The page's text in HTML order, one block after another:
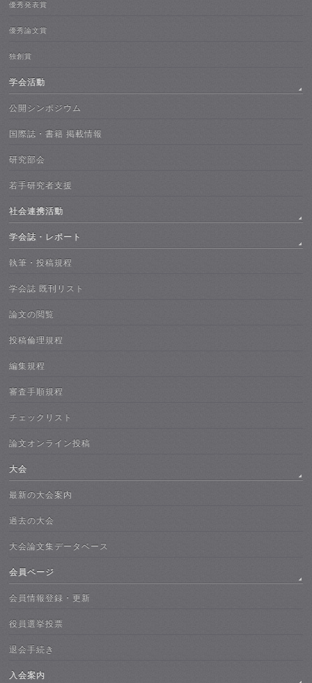
優秀発表賞
優秀論文賞
独創賞
学会活動
公開シンポジウム
国際誌・書籍 掲載情報
研究部会
若手研究者支援
社会連携活動
学会誌・レポート
執筆・投稿規程
学会誌 既刊リスト
論文の閲覧
投稿倫理規程
編集規程
審査手順規程
チェックリスト
論文オンライン投稿
大会
最新の大会案内
過去の大会
大会論文集データベース
会員ページ
会員情報登録・更新
役員選挙投票
退会手続き
入会案内